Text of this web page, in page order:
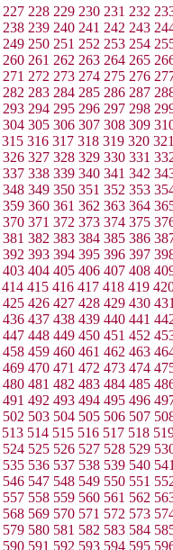
227 228 229 230 231 232
238 239 240 241 242 243
249 250 251 252 253 254
260 261 262 263 264 265
271 272 273 274 275 276
282 283 284 285 286 287
293 294 295 296 297 298
304 305 306 307 308 309
315 316 317 318 319 320
326 327 328 329 330 331
337 338 339 340 341 342
348 349 350 351 352 353
359 360 361 362 363 364
370 371 372 373 374 375
381 382 383 384 385 386
392 393 394 395 396 397
403 404 405 406 407 408
414 415 416 417 418 419
425 426 427 428 429 430
436 437 438 439 440 441
447 448 449 450 451 452
458 459 460 461 462 463
469 470 471 472 473 474
480 481 482 483 484 485
491 492 493 494 495 496
502 503 504 505 506 507
513 514 515 516 517 518
524 525 526 527 528 529
535 536 537 538 539 540
546 547 548 549 550 551
557 558 559 560 561 562
568 569 570 571 572 573
579 580 581 582 583 584
590 591 592 593 594 595